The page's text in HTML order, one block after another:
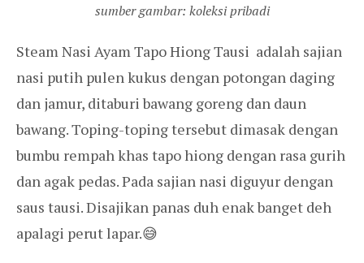
sumber gambar: koleksi pribadi
Steam Nasi Ayam Tapo Hiong Tausi adalah sajian
nasi putih pulen kukus dengan potongan daging
dan jamur, ditaburi bawang goreng dan daun
bawang. Toping-toping tersebut dimasak dengan
bumbu rempah khas tapo hiong dengan rasa gurih
dan agak pedas. Pada sajian nasi diguyur dengan
saus tausi. Disajikan panas duh enak banget deh
apalagi perut lapar.😅